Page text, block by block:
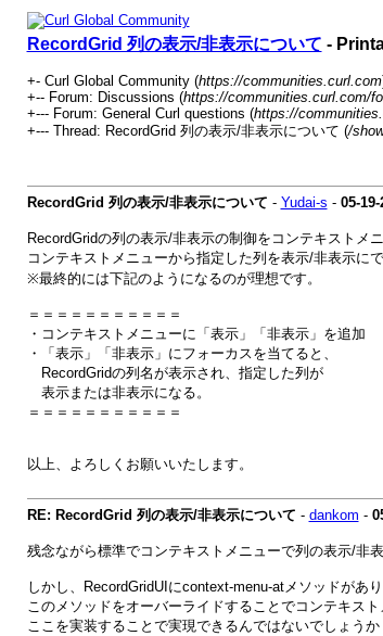
RecordGrid 列の表示/非表示について -
+- Curl Global Community (https://communities.curl.com
+-- Forum: Discussions (https://communities.curl.com/
+--- Forum: General Curl questions (https://
+--- Thread: RecordGrid 列の表示/非表示について (/
RecordGrid 列の表示/非表示について - Yudai-s - 05-19-
RecordGridの列の表示/非表示の制御をコンテキストメ
コンテキストメニューから指定した列を表示/非表示に
※最終的には下記のようになるのが理想です。
＝＝＝＝＝＝＝＝＝＝＝
・コンテキストメニューに「表示」「非表示」を追加
・「表示」「非表示」にフォーカスを当てると、
RecordGridの列名が表示され、指定した列が
表示または非表示になる。
＝＝＝＝＝＝＝＝＝＝＝
以上、よろしくお願いいたします。
RE: RecordGrid 列の表示/非表示について - dankom -
残念ながら標準でコンテキストメニューで列の表示/非
しかし、RecordGridUIにcontext-menu-atメソッドがあり
このメソッドをオーバーライドすることでコンテキスト
ここを実装することで実現できるんではないでしょうか